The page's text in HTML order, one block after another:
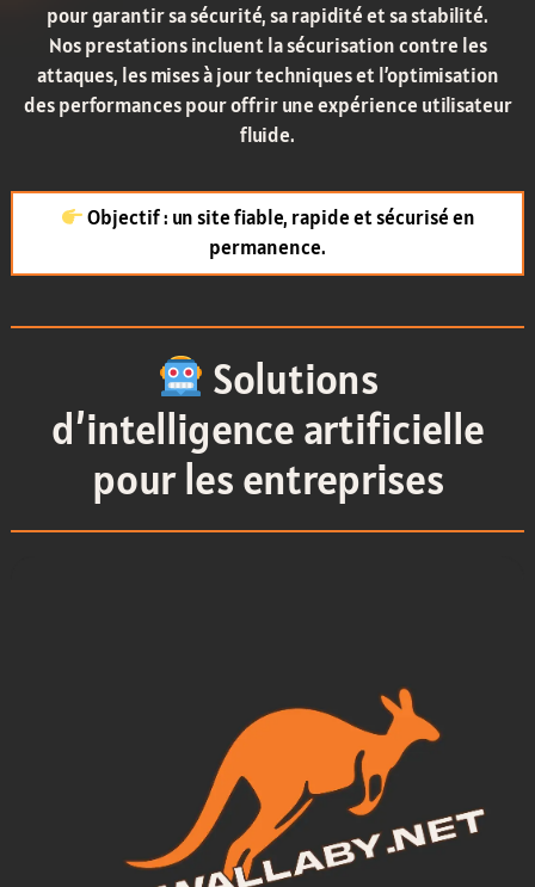
pour garantir sa sécurité, sa rapidité et sa stabilité.
Nos prestations incluent la sécurisation contre les
attaques, les mises à jour techniques et l’optimisation
des performances pour offrir une expérience utilisateur
fluide.
Objectif : un site fiable, rapide et sécurisé en
permanence.
Solutions
d’intelligence artificielle
pour les entreprises